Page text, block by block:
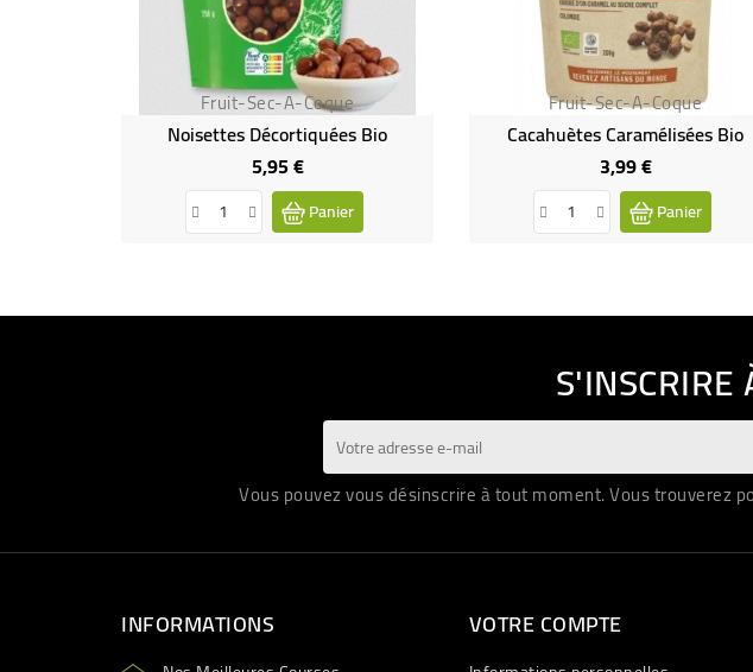
Fruit-Sec-A-Coque
Noisettes Décortiquées Bio
5,95 €Prix
Panier
Fruit-Sec-A-Coque
Cacahuètes Caramélisées Bio
3,99 €Prix
Panier
S'INSCRIRE
Vous pouvez vous désinscrire à tout moment. Vous trouverez
INFORMATIONS VOTRE COMPTE